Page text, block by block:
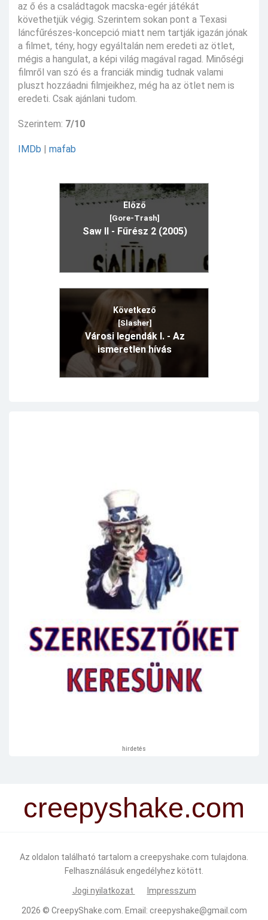
az ő és a családtagok macska-egér játékát
követhetjük végig. Szerintem sokan pont a Texasi
láncfűrészes-koncepció miatt nem tartják igazán jónak
a filmet, tény, hogy egyáltalán nem eredeti az ötlet,
mégis a hangulat, a képi világ magával ragad. Minőségi
filmről van szó és a franciák mindig tudnak valami
pluszt hozzáadni filmjeikhez, még ha az ötlet nem is
eredeti. Csak ajánlani tudom.
Szerintem: 7/10
IMDb mafab
Előző
[Gore-Trash]
Saw II - Fűrész 2 (2005)
Következő
[Slasher]
Városi legendák I. - Az
ismeretlen hívás
hirdetés
creepyshake.com
Az oldalon található tartalom a creepyshake.com tulajdona.
Felhasználásuk engedélyhez kötött.
Jogi nyilatkozat Impresszum
2026 © CreepyShake.com . Email: creepyshake@gmail.com